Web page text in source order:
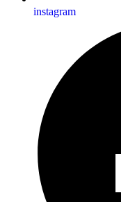
instagram